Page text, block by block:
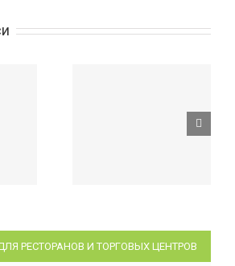
РЕСТОРАНОВ И ТОРГОВЫХ ЦЕНТРОВ